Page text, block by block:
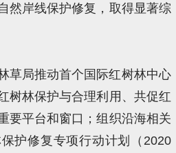
然岸线保护修复，取得显著综
草局推动首个国际红树林中心
树林保护与合理利用、共促红
要平台和窗口；组织沿海相关
护修复专项行动计划（2020